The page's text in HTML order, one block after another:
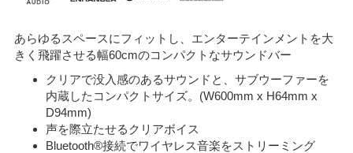
あらゆるスペースにフィットし、エンターテインメントを大
きく飛躍させる幅60cmのコンパクトなサウンドバー
クリアで没入感のあるサウンドと、サブウーファーを
内蔵したコンパクトサイズ。(W600mm x H64mm x
D94mm)
声を際立たせるクリアボイス
Bluetooth®接続でワイヤレス音楽をストリーミング